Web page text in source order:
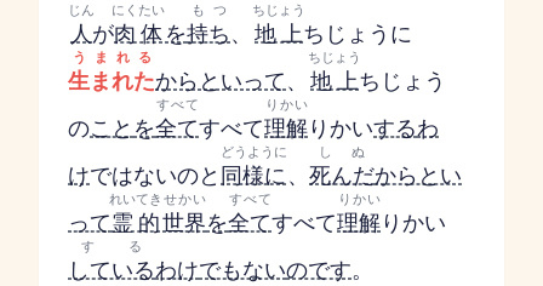
人
じん
が肉体
にくたい
を持ち
もつ
、 地上
ちじょう
ちじょう に
生まれた
うまれる
からといって、 地上
ちじょう
ちじょう
のことを全て
すべて
すべて理解
りかい
りかいするわ
けではないのと同様に
どうように
、 死んだ
しぬ
からとい
って霊的
れいてき
世界
せかい
を全て
すべて
すべて理解
りかい
りかい
している
する
わけでもないのです。